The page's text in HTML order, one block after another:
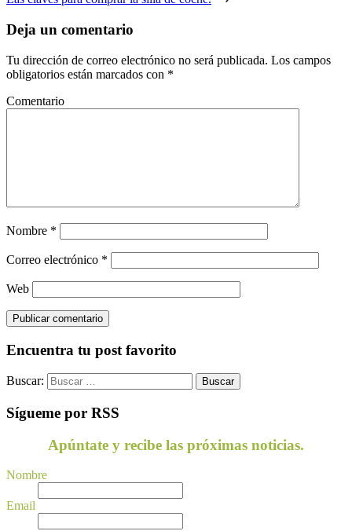
Deja un comentario
Tu dirección de correo electrónico no será publicada. Los campos
obligatorios están marcados con *
Comentario
Nombre *
Correo electrónico *
Web
Encuentra tu post favorito
Buscar:
Sígueme por RSS
Apúntate y recibe las próximas noticias.
Nombre
Email